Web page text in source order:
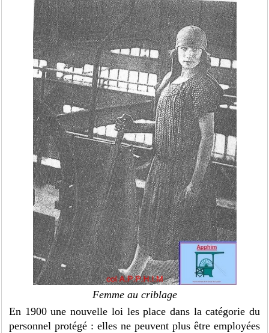
Femme au criblage
En 1900 une nouvelle loi les place dans la catégorie du
personnel protégé : elles ne peuvent plus être employées